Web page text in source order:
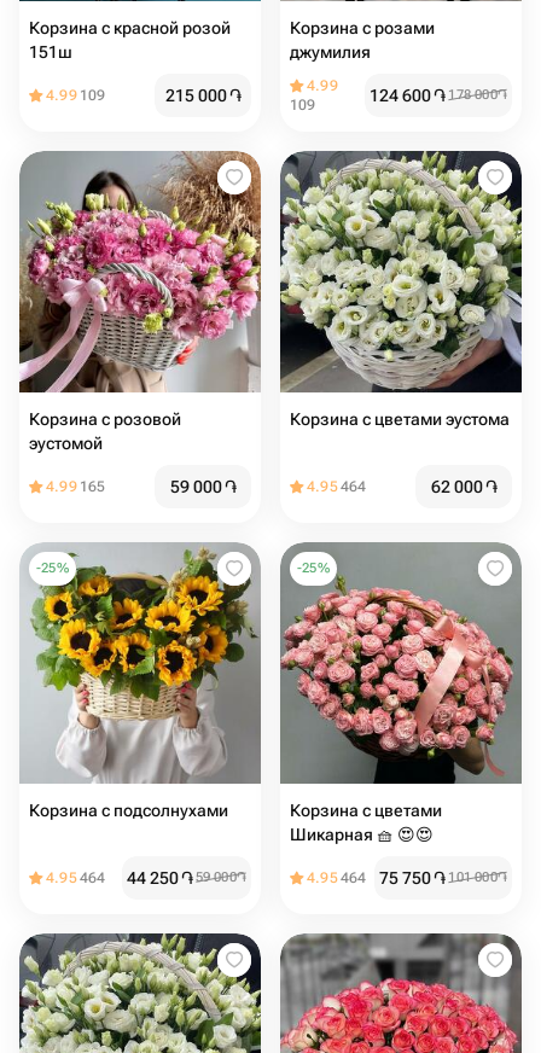
Корзина с красной розой
151ш
4.99 109 215 000֏
Корзина с розами
джумилия
4.99
109
124 600֏ 178 000֏
Корзина с розовой
эустомой
4.99 165 59 000֏
Корзина с цветами эустома
4.95464 62 000֏
-25%
Корзина с подсолнухами️
4.95464 44 250֏59 000֏
-25%
Корзина с цветами
Шикарная 🧺 😍😍
4.95464 75 750֏ 101 000֏